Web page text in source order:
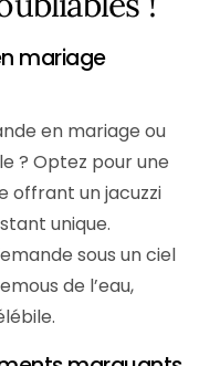
mariage
en mariage ou
? Optez pour une
offrant un jacuzzi
unique.
sous un ciel
de l’eau,